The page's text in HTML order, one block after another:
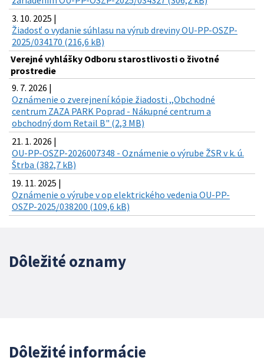
3. 10. 2025 |
Žiadosť o vydanie súhlasu na výrub dreviny OU-PP-OSZP-
2025/034170 (216,6 kB)
Verejné vyhlášky Odboru starostlivosti o životné
prostredie
9. 7. 2026 |
Oznámenie o zverejnení kópie žiadosti ,,Obchodné
centrum ZAZA PARK Poprad - Nákupné centrum a
obchodný dom Retail B" (2,3 MB)
21. 1. 2026 |
OU-PP-OSZP-2026007348 - Oznámenie o výrube ŽSR v k. ú.
Štrba (382,7 kB)
19. 11. 2025 |
Oznámenie o výrube v op elektrického vedenia OU-PP-
OSZP-2025/038200 (109,6 kB)
Dôležité oznamy
Dôležité informácie